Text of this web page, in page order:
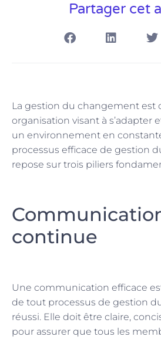
Partager cet
La gestion du changement est
organisation visant à s’adapter
un environnement en
processus efficace de gestion
repose sur trois piliers
continue
Une communication efficace
de tout processus de gestion
réussi. Elle doit être claire,
pour assurer que tous les